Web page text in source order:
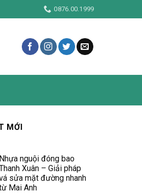
0876.00.1999
MỚI
Nhựa nguội đóng bao
Xuân – Giải pháp
sửa mặt đường nhanh
Mai Anh